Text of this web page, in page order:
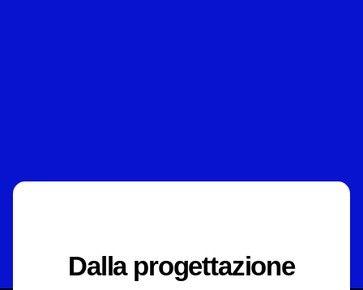
Dalla progettazione